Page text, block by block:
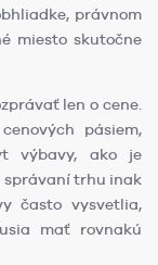
právnom
miesto skutočne
len o cene.
pásiem,
výbavy, ako je
správaní trhu inak
často vysvetlia,
mať rovnakú